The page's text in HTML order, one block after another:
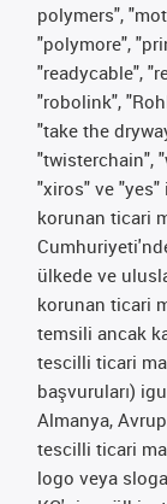
polymers",
"polymore",
"readycable",
"robolink",
"take the
"twisterchain",
"xiros" ve "yes"
korunan ticari
ülkede ve
korunan ticari
temsili ancak
tescilli ticari
başvuruları)
Almanya,
tescilli ticari
logo veya